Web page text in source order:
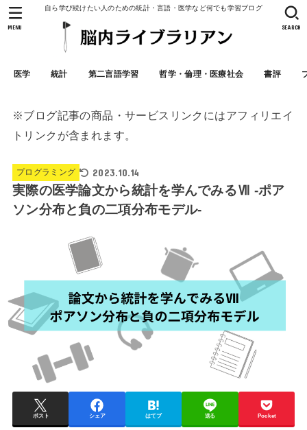
自ら学び続けたい人のための統計・言語・医学など何でも学習ブログ
医学 統計 第二言語学習 哲学・倫理・医療社会 書評
SEARCH
MENU
※ブログ記事の商品・サービスリンクにはアフィリエイ
トリンクが含まれます。
プログラミング 2023.10.14
実際の医学論文から統計を学んでみるⅦ -ポア
ソン分布と負の二項分布モデル-
ポスト シェア はてブ 送る Pocket